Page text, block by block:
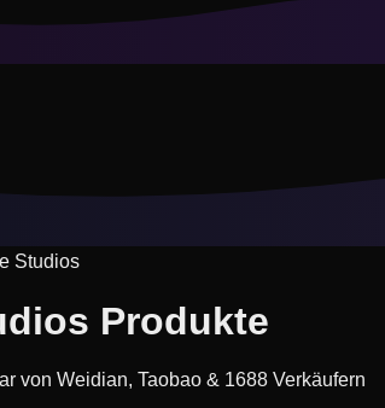
Studios
Produkte
von Weidian, Taobao & 1688 Verkäufern